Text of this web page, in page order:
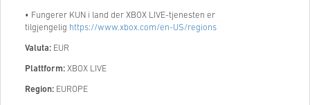
• Fungerer KUN i land der XBOX LIVE-tjenesten er
tilgjengelig https://www.xbox.com/en-US/regions
Valuta: EUR
Plattform: XBOX LIVE
Region: EUROPE